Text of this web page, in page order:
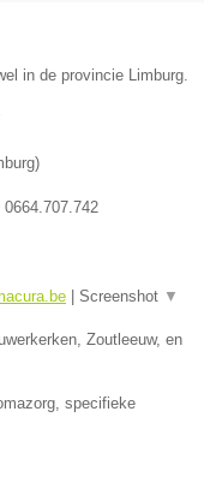
in de provincie Limburg.
)
0664.707.742
Screenshot ▼
Zoutleeuw, en
specifieke